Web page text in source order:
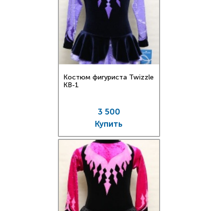
Костюм фигуриста Twizzle
KB-1
3 500
Купить